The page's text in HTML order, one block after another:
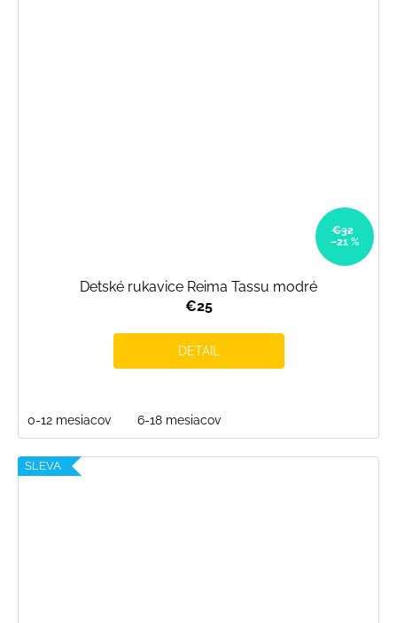
€32
–21 %
Detské rukavice Reima Tassu modré
€25
DETAIL
0-12 mesiacov 6-18 mesiacov
SLEVA